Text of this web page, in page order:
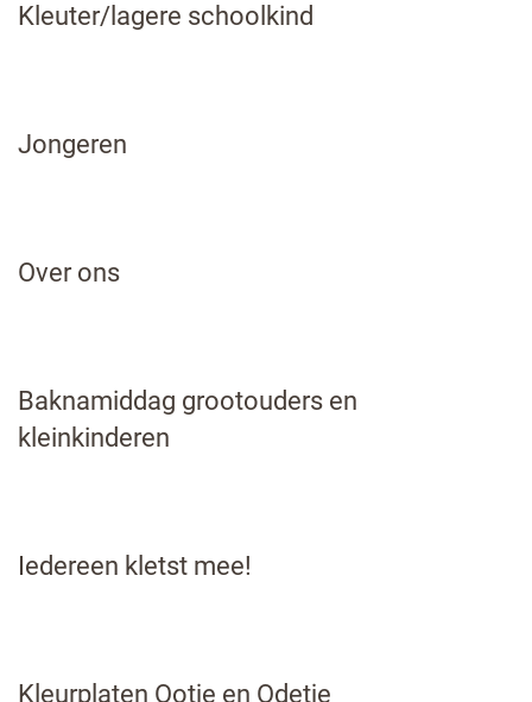
Kleuter/lagere schoolkind
Jongeren
Over ons
Baknamiddag grootouders en
kleinkinderen
Iedereen kletst mee!
Kleurplaten Ootje en Odetje